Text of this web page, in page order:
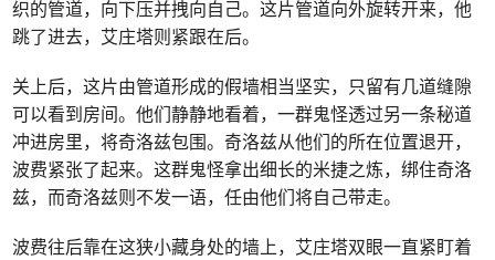
织的管道，向下压并拽向自己。这片管道向外旋转开来，他
跳了进去，艾庄塔则紧跟在后。
关上后，这片由管道形成的假墙相当坚实，只留有几道缝隙
可以看到房间。他们静静地看着，一群鬼怪透过另一条秘道
冲进房里，将奇洛兹包围。奇洛兹从他们的所在位置退开，
波费紧张了起来。这群鬼怪拿出细长的米捷之炼，绑住奇洛
兹，而奇洛兹则不发一语，任由他们将自己带走。
波费往后靠在这狭小藏身处的墙上，艾庄塔双眼一直紧盯着